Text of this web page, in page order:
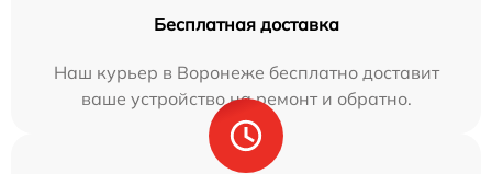
Бесплатная доставка
Наш курьер в Воронеже бесплатно доставит
ваше устройство на ремонт и обратно.